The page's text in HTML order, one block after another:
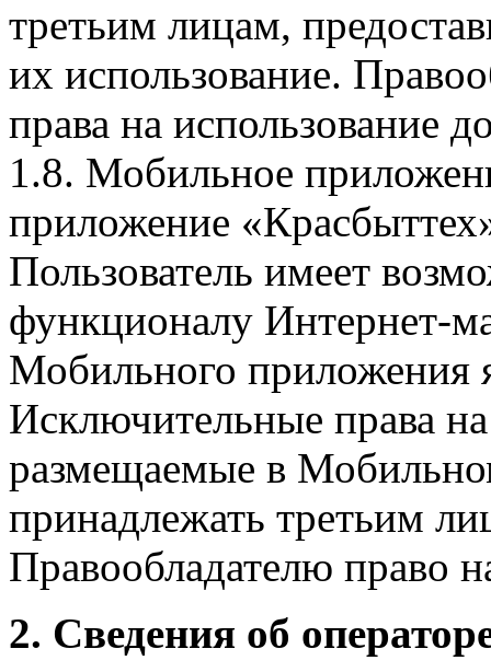
третьим лицам,
их использование.
права на использование
1.8. Мобильное
приложение
Пользователь имеет
функционалу Интернет-
Мобильного приложения
Исключительные права
размещаемые в
принадлежать третьим
Правообладателю право
2. Сведения об